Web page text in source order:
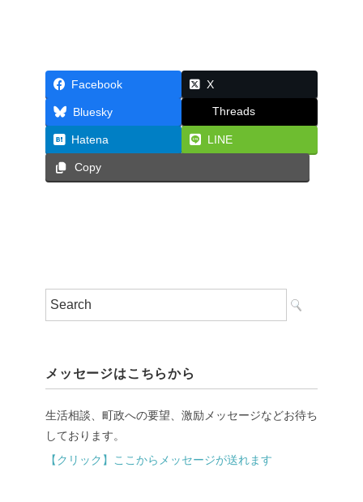
Facebook X
Bluesky Threads
Hatena LINE
Copy
メッセージはこちらから
生活相談、町政への要望、激励メッセージなどお待ち
しております。
【クリック】ここからメッセージが送れます